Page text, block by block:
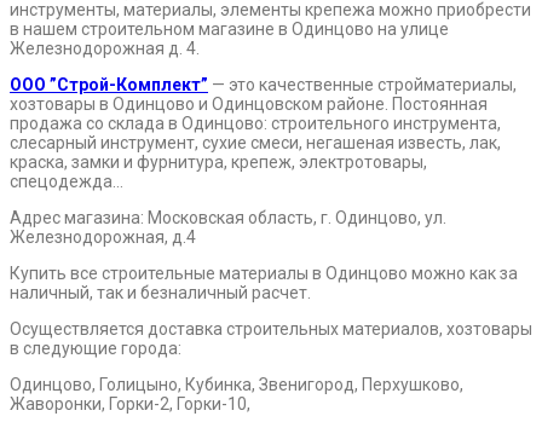
инструменты, материалы, элементы крепежа можно приобрести
в нашем строительном магазине в Одинцово на улице
Железнодорожная д. 4.
ООО ”Строй-Комплект” — это качественные стройматериалы,
хозтовары в Одинцово и Одинцовском районе. Постоянная
продажа со склада в Одинцово: строительного инструмента,
слесарный инструмент, сухие смеси, негашеная известь, лак,
краска, замки и фурнитура, крепеж, электротовары,
спецодежда…
Адрес магазина: Московская область, г. Одинцово, ул.
Железнодорожная, д.4
Купить все строительные материалы в Одинцово можно как за
наличный, так и безналичный расчет.
Осуществляется доставка строительных материалов, хозтовары
в следующие города:
Одинцово, Голицыно, Кубинка, Звенигород, Перхушково,
Жаворонки, Горки-2, Горки-10,